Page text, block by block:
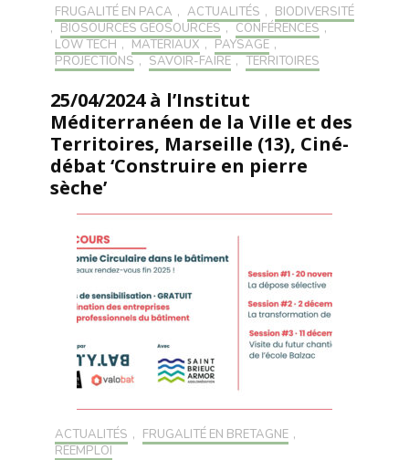
FRUGALITÉ EN PACA , ACTUALITÉS , BIODIVERSITÉ
, BIOSOURCÉS GÉOSOURCÉS , CONFÉRENCES ,
LOW TECH , MATÉRIAUX , PAYSAGE ,
PROJECTIONS , SAVOIR-FAIRE , TERRITOIRES
25/04/2024 à l’Institut
Méditerranéen de la Ville et des
Territoires, Marseille (13), Ciné-
débat ‘Construire en pierre
sèche’
ACTUALITÉS , FRUGALITÉ EN BRETAGNE ,
RÉEMPLOI